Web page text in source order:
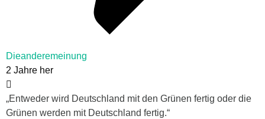
Dieanderemeinung
2 Jahre her
„Entweder wird Deutschland mit den Grünen fertig oder die
Grünen werden mit Deutschland fertig.“